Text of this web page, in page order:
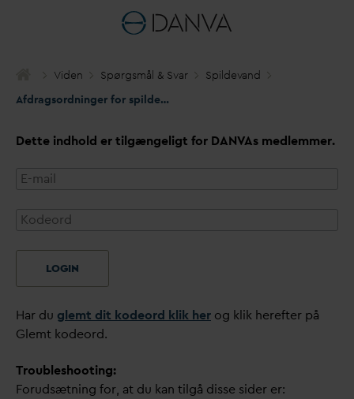
Viden Spørgsmål & Svar Spildevand
Afdragsordninger for spilde
vand
Dette indhold er tilgængeligt for DANVAs medlemmer.
LOGIN
Har du glemt dit kodeord klik her og klik herefter på
Glemt kodeord.
Troubleshooting:
Forudsætning for, at du kan tilgå disse sider er: